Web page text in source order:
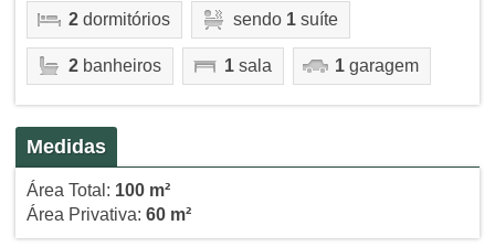
2dormitórios sendo 1suíte
2banheiros 1sala 1garagem
Medidas
Área Total: 100 m²
Área Privativa: 60 m²